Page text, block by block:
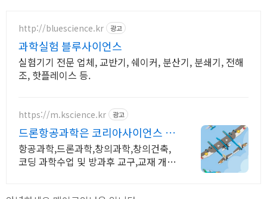
http://bluescience.kr 광고
과학실험 블루사이언스
실험기기 전문 업체, 교반기, 쉐이커, 분산기, 분쇄기, 전해
조, 핫플레이스 등.
https://m.kscience.kr 광고
드론항공과학은 코리아사이언스 우
주,항공과학 교구
항공과학,드론과학,창의과학,창의건축,
코딩 과학수업 및 방과후 교구,교재 개